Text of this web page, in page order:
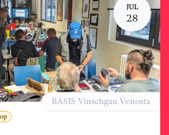
JUL
28
BASIS Vinschgau Venosta